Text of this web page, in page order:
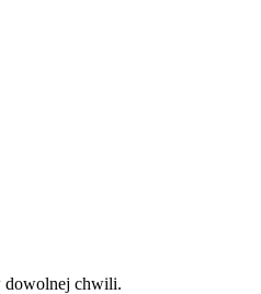
dowolnej chwili.